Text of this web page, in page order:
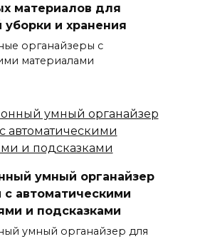
материалов для
уборки и хранения
органайзеры с
материалами
умный органайзер
с автоматическими
и подсказками
умный органайзер для